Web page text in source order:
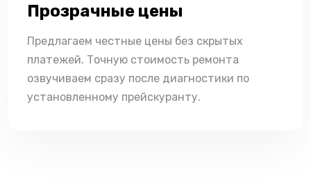
Прозрачные цены
Предлагаем честные цены без скрытых
платежей. Точную стоимость ремонта
озвучиваем сразу после диагностики по
установленному прейскуранту.